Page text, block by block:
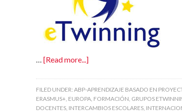
… [Read more...]
FILED UNDER: ABP-APRENDIZAJE BASADO EN
ERASMUS+, EUROPA, FORMACIÓN, GRUPOS
DOCENTES, INTERCAMBIOS ESCOLARES,